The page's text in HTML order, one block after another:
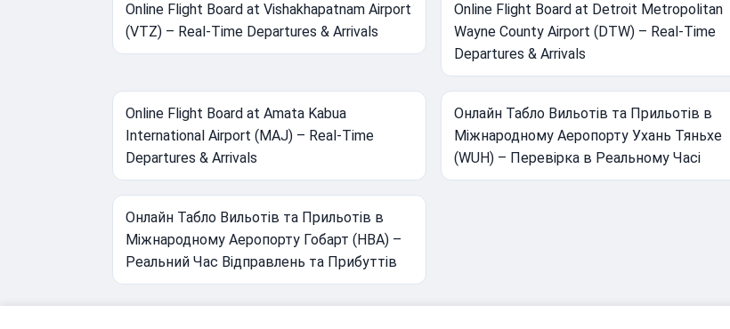
Online Flight Board at Vishakhapatnam Airport
(VTZ) – Real-Time Departures & Arrivals
Online Flight Board at Detroit Metropolitan
Wayne County Airport (DTW) – Real-Time
Departures & Arrivals
Online Flight Board at Amata Kabua
International Airport (MAJ) – Real-Time
Departures & Arrivals
Онлайн Табло Вильотів та Прильотів в
Міжнародному Аеропорту Ухань Тяньхе
(WUH) – Перевірка в Реальному Часі
Онлайн Табло Вильотів та Прильотів в
Міжнародному Аеропорту Гобарт (HBA) –
Реальний Час Відправлень та Прибуттів